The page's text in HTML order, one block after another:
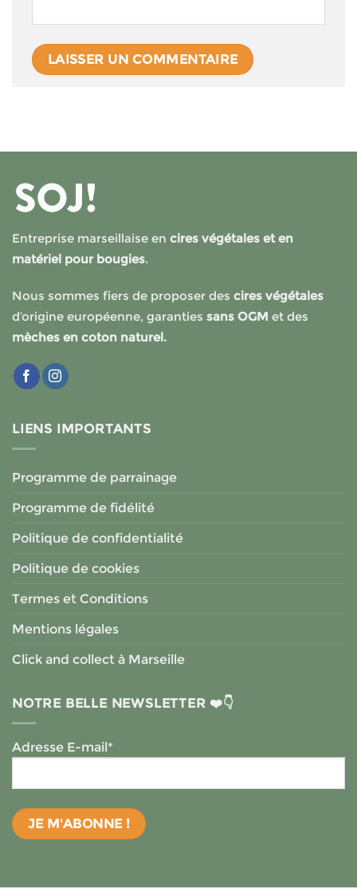
Entreprise marseillaise en cires végétales et en
matériel pour bougies.
Nous sommes fiers de proposer des cires végétales
d’origine européenne, garanties sans OGM et des
mèches en coton naturel.
LIENS IMPORTANTS
Programme de parrainage
Programme de fidélité
Politique de confidentialité
Politique de cookies
Termes et Conditions
Mentions légales
Click and collect à Marseille
NOTRE BELLE NEWSLETTER ❤️👇
Adresse E-mail*